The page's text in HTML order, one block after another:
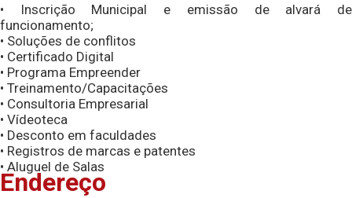
• Inscrição Municipal e emissão de alvará de
funcionamento;
• Soluções de conflitos
• Certificado Digital
• Programa Empreender
• Treinamento/Capacitações
• Consultoria Empresarial
• Vídeoteca
• Desconto em faculdades
• Registros de marcas e patentes
• Aluguel de Salas
Endereço